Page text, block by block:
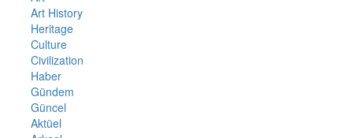
Art History
Heritage
Culture
Civilization
Haber
Gündem
Güncel
Aktüel